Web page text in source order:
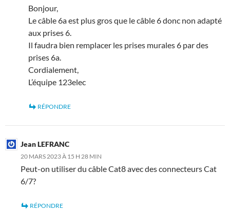
Bonjour,
Le câble 6a est plus gros que le câble 6 donc non adapté
aux prises 6.
Il faudra bien remplacer les prises murales 6 par des
prises 6a.
Cordialement,
L’équipe 123elec
RÉPONDRE
Jean LEFRANC
20 MARS 2023 À 15 H 28 MIN
Peut-on utiliser du câble Cat8 avec des connecteurs Cat
6/7?
RÉPONDRE